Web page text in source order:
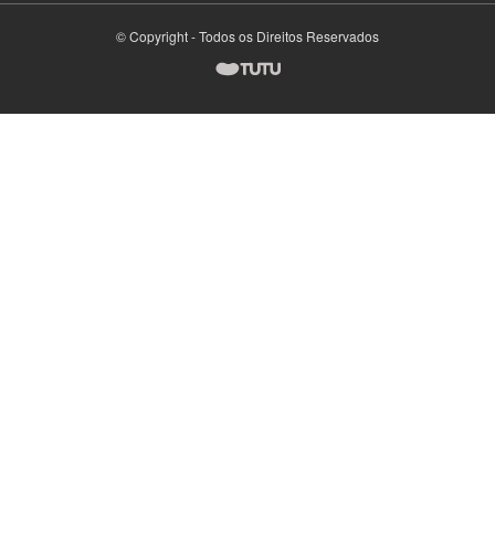
© Copyright - Todos os Direitos Reservados